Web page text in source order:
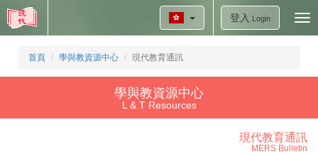
登入 Login
首頁 學與教資源中心 現代教育通訊
學與教資源中心
L & T Resources
現代教育通訊
MERS Bulletin